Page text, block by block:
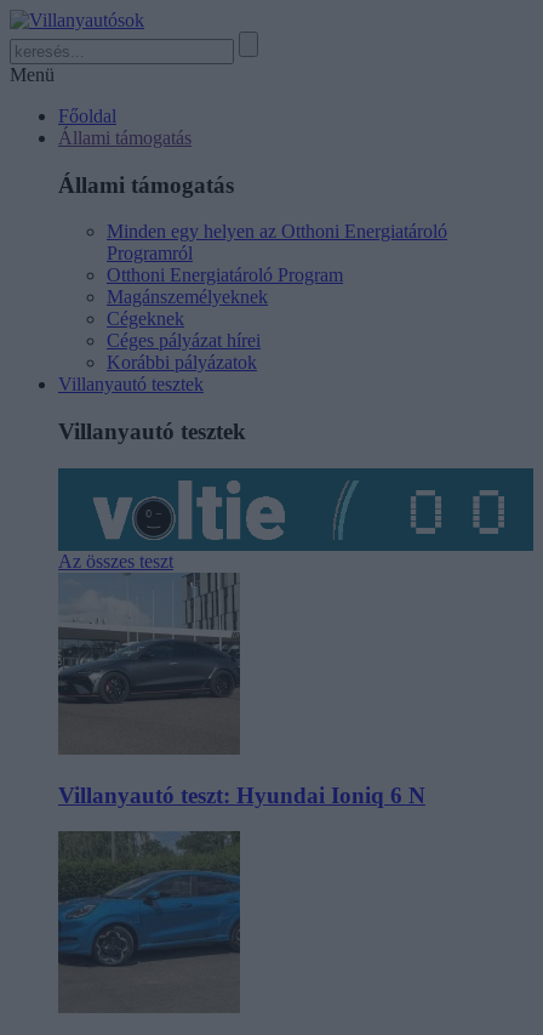
Menü
Főoldal
Állami támogatás
Állami támogatás
Minden egy helyen az Otthoni Energiatároló
Programról
Otthoni Energiatároló Program
Magánszemélyeknek
Cégeknek
Céges pályázat hírei
Korábbi pályázatok
Villanyautó tesztek
Villanyautó tesztek
Az összes teszt
Villanyautó teszt: Hyundai Ioniq 6 N